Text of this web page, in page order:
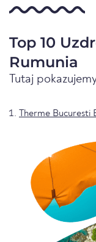
Top 10
Rumunia
Tutaj
Therme Bucuresti